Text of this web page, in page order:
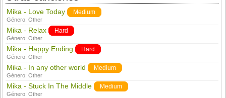
Mika - Love Today Medium
Género:Other
Mika - Relax Hard
Género:Other
Mika - Happy Ending Hard
Género:Other
Mika - In any other world Medium
Género:Other
Mika - Stuck In The Middle Medium
Género:Other